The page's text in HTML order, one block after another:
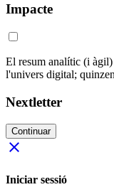
Impacte
El resum analític (i àgil)
l'univers digital;
Nextletter
Continuar
close
Iniciar sessió